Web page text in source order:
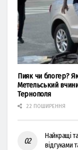
Пияк чи блогер?
Метельський
Тернополя
22 ПОШИРЕННЯ
Найкращі
відгуками